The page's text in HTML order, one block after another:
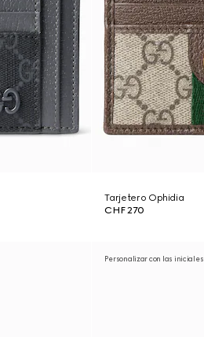
Tarjetero Ophidia
CHF 270
Personalizar con las iniciales